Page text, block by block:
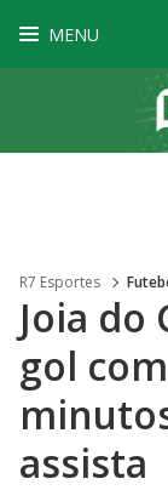
MENU
R7 Esportes
Joia do
gol
assista